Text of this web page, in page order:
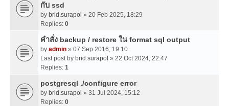
กับ ssd
by brid.surapol » 20 Feb 2025, 18:29
Replies: 0
คำสั่ง backup / restore ใน format sql output
by admin » 07 Sep 2016, 19:10
Last post by brid.surapol » 22 Oct 2024, 22:47
Replies: 1
postgresql ./configure error
by brid.surapol » 31 Jul 2024, 15:12
Replies: 0